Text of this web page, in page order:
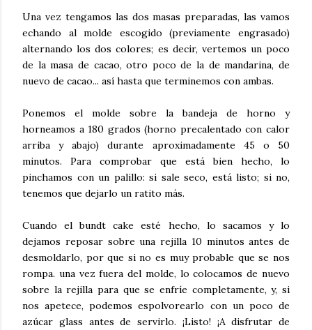
Una vez tengamos las dos masas preparadas, las vamos
echando al molde escogido (previamente engrasado)
alternando los dos colores; es decir, vertemos un poco
de la masa de cacao, otro poco de la de mandarina, de
nuevo de cacao... así hasta que terminemos con ambas.
Ponemos el molde sobre la bandeja de horno y
horneamos a 180 grados (horno precalentado con calor
arriba y abajo) durante aproximadamente 45 o 50
minutos. Para comprobar que está bien hecho, lo
pinchamos con un palillo: si sale seco, está listo; si no,
tenemos que dejarlo un ratito más.
Cuando el bundt cake esté hecho, lo sacamos y lo
dejamos reposar sobre una rejilla 10 minutos antes de
desmoldarlo, por que si no es muy probable que se nos
rompa. una vez fuera del molde, lo colocamos de nuevo
sobre la rejilla para que se enfríe completamente, y, si
nos apetece, podemos espolvorearlo con un poco de
azúcar glass antes de servirlo. ¡Listo! ¡A disfrutar de